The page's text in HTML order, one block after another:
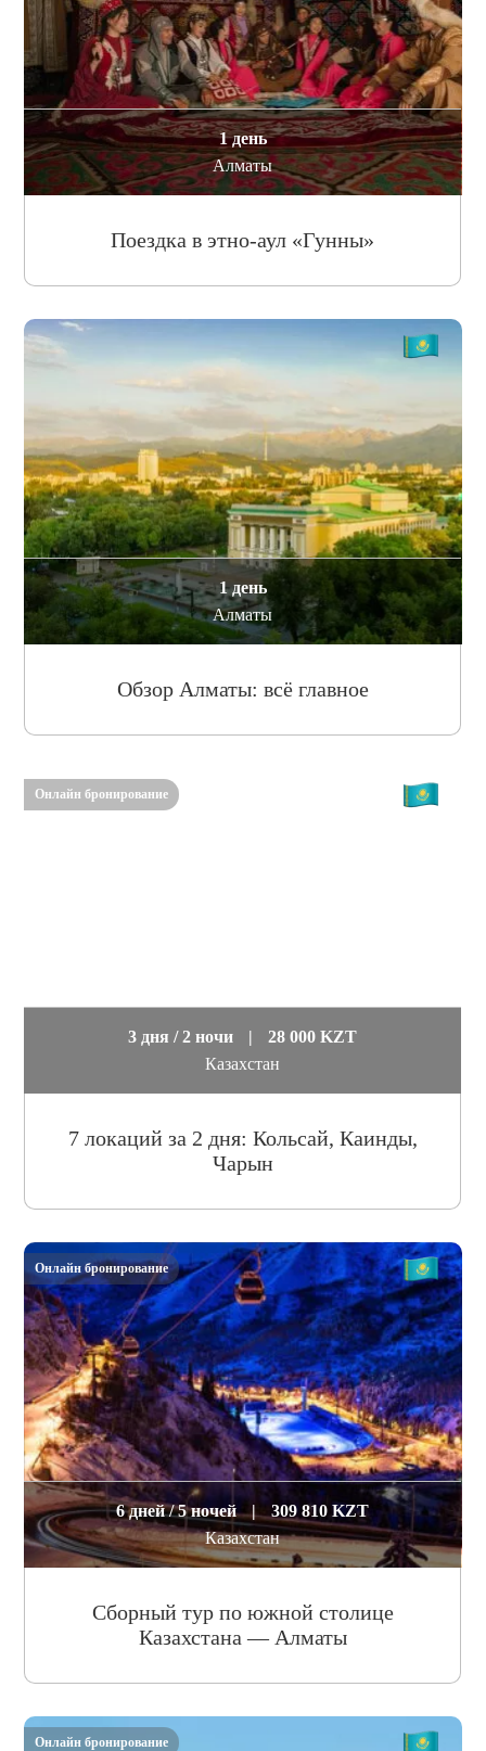
1 день
Алматы
Поездка в этно-аул «Гунны»
1 день
Алматы
Обзор Алматы: всё главное
3 дня / 2 ночи |
28 000 KZT
Казахстан
7 локаций за 2 дня: Кольсай, Каинды,
Чарын
Онлайн бронирование
6 дней / 5 ночей |
309 810 KZT
Казахстан
Сборный тур по южной столице
Казахстана — Алматы
Онлайн бронирование
Онлайн бронирование